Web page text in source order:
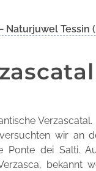
Tessin
wir an
Ponte dei Salti.
bekannt